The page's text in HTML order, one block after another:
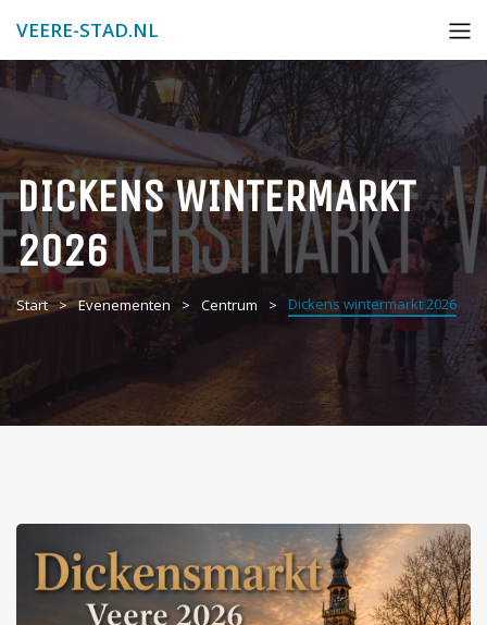
VEERE-STAD.NL
DICKENS WINTERMARKT
2026
Start Evenementen Centrum Dickens wintermarkt 2026